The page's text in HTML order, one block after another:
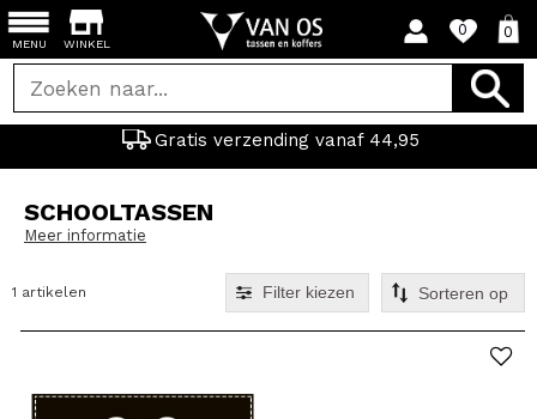
WINKEL
0 0
Gratis verzending vanaf 44,95
MENU
SCHOOLTASSEN
Meer informatie
1 artikelen Filter kiezen